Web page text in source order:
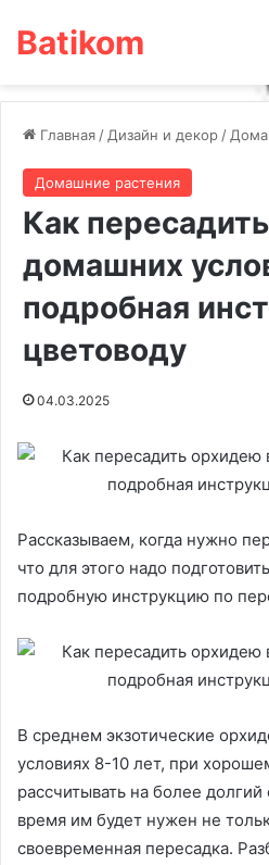
Batikom
Главная / Дизайн и декор /
Домашние растения
Как
домашних
подробная
цветоводу
04.03.2025
Рассказываем, когда нужно
что для этого надо
подробную инструкцию по
В среднем экзотические
условиях 8-10 лет, при
рассчитывать на более
время им будет нужен не
своевременная пересадка.